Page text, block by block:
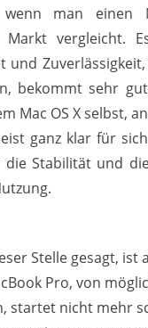
wenn man einen
vergleicht.
und
bekommt sehr
Mac OS X selbst,
ganz klar für
Stabilität und
Stelle gesagt,
Pro, von
startet nicht mehr